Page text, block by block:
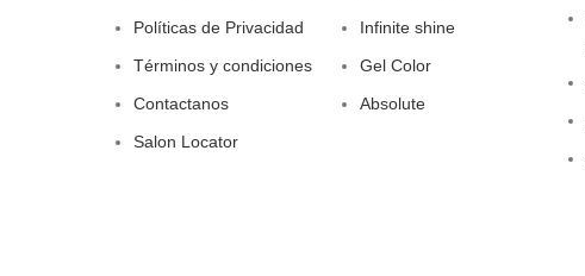
Políticas de Privacidad
Términos y condiciones
Contactanos
Salon Locator
Infinite shine
Gel Color
Absolute